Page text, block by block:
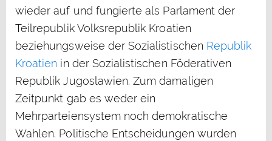
wieder auf und fungierte als Parlament der
Teilrepublik Volksrepublik Kroatien
beziehungsweise der Sozialistischen Republik
Kroatien in der Sozialistischen Föderativen
Republik Jugoslawien. Zum damaligen
Zeitpunkt gab es weder ein
Mehrparteiensystem noch demokratische
Wahlen. Politische Entscheidungen wurden